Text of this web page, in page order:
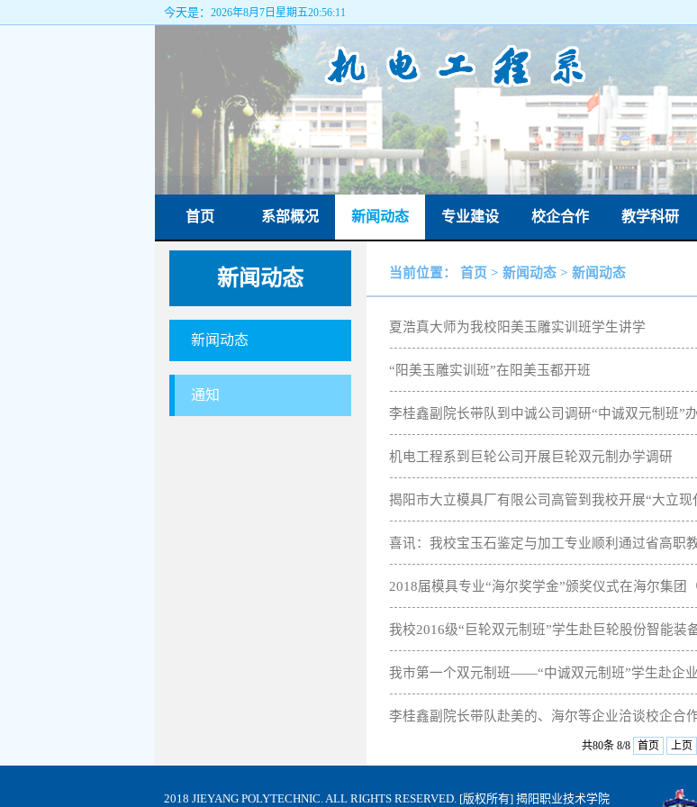
今天是： 2026年8月7日星期五20:56:12
首页 系部概况 新闻动态 专业建设 校企合作 教学科研
新闻动态
新闻动态
通知
当前位置： 首页 > 新闻动态 > 新闻动态
夏浩真大师为我校阳美玉雕实训班学生讲学
“阳美玉雕实训班”在阳美玉都开班
李桂鑫副院长带队到中诚公司调研“中诚双元制班”
机电工程系到巨轮公司开展巨轮双元制办学调研
揭阳市大立模具厂有限公司高管到我校开展“大立
喜讯：我校宝玉石鉴定与加工专业顺利通过省高职
2018届模具专业“海尔奖学金”颁奖仪式在海尔集团
我校2016级“巨轮双元制班”学生赴巨轮股份智能装
我市第一个双元制班——“中诚双元制班”学生赴企
李桂鑫副院长带队赴美的、海尔等企业洽谈校企合
共80条 8/8 首页 上页
2018 JIEYANG POLYTECHNIC. ALL RIGHTS RESERVED. [版权所有] 揭阳职业技术学院